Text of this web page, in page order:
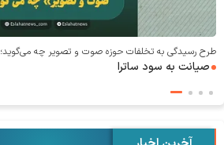
طرح رسیدگی به تخلفات حوزه صوت و‌ تصویر چه می‌گوید؛
صیانت به سود ساترا